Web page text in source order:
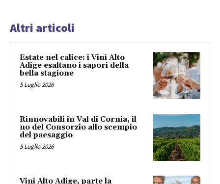
Altri articoli
Estate nel calice: i Vini Alto
Adige esaltano i sapori della
bella stagione
5 Luglio 2026
Rinnovabili in Val di Cornia, il
no del Consorzio allo scempio
del paesaggio
5 Luglio 2026
Vini Alto Adige, parte la